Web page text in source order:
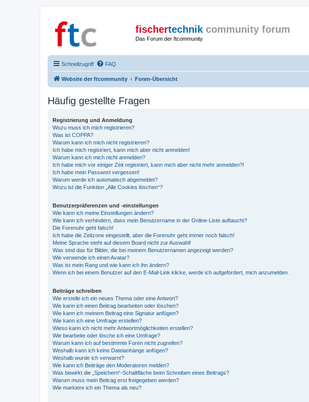
fischertechnik community forum
Das Forum der ftcommunity
Schnellzugriff FAQ
Website der ftcommunity Foren-Übersicht
Häufig gestellte Fragen
Registrierung und Anmeldung
Wozu muss ich mich registrieren?
Was ist COPPA?
Warum kann ich mich nicht registrieren?
Ich habe mich registriert, kann mich aber nicht anmelden!
Warum kann ich mich nicht anmelden?
Ich habe mich vor einiger Zeit registriert, kann mich aber nicht mehr anmelden?!
Ich habe mein Passwort vergessen!
Warum werde ich automatisch abgemeldet?
Wozu ist die Funktion „Alle Cookies löschen“?
Benutzerpräferenzen und -einstellungen
Wie kann ich meine Einstellungen ändern?
Wie kann ich verhindern, dass mein Benutzername in der Online-Liste auftaucht?
Die Forenuhr geht falsch!
Ich habe die Zeitzone eingestellt, aber die Forenuhr geht immer noch falsch!
Meine Sprache steht auf diesem Board nicht zur Auswahl!
Was sind das für Bilder, die bei meinem Benutzernamen angezeigt werden?
Wie verwende ich einen Avatar?
Was ist mein Rang und wie kann ich ihn ändern?
Wenn ich bei einem Benutzer auf den E-Mail-Link klicke, werde ich aufgefordert, mich anzumelden.
Beiträge schreiben
Wie erstelle ich ein neues Thema oder eine Antwort?
Wie kann ich einen Beitrag bearbeiten oder löschen?
Wie kann ich meinem Beitrag eine Signatur anfügen?
Wie kann ich eine Umfrage erstellen?
Wieso kann ich nicht mehr Antwortmöglichkeiten erstellen?
Wie bearbeite oder lösche ich eine Umfrage?
Warum kann ich auf bestimmte Foren nicht zugreifen?
Weshalb kann ich keine Dateianhänge anfügen?
Weshalb wurde ich verwarnt?
Wie kann ich Beiträge den Moderatoren melden?
Was bewirkt die „Speichern“-Schaltfläche beim Schreiben eines Beitrags?
Warum muss mein Beitrag erst freigegeben werden?
Wie markiere ich ein Thema als neu?